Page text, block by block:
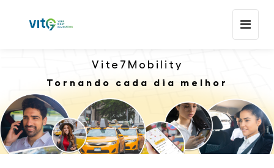
Vite7Mobility
Tornando cada dia melhor